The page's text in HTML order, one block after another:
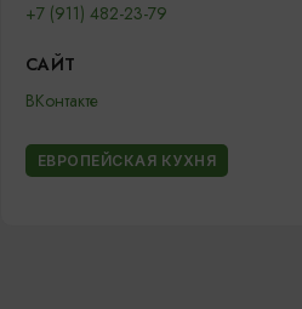
+7 (911) 482-23-79
САЙТ
ВКонтакте
ЕВРОПЕЙСКАЯ КУХНЯ